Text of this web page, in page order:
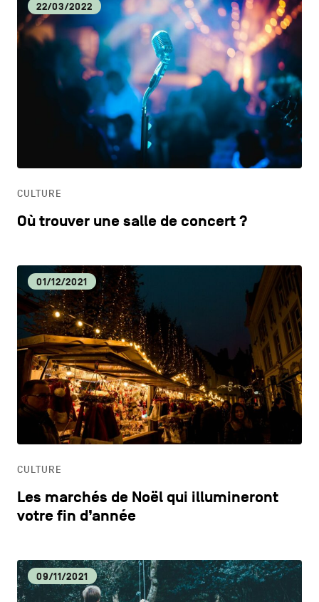
22/03/2022
CULTURE
Où trouver une salle de concert ?
01/12/2021
CULTURE
Les marchés de Noël qui illumineront
votre fin d’année
09/11/2021